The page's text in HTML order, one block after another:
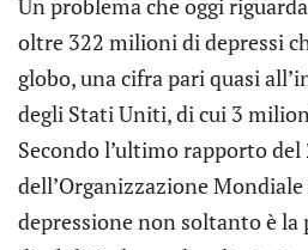
oltre 322 milioni di depressi
globo, una cifra pari quasi
degli Stati Uniti, di cui 3
Secondo l’ultimo rapporto del
dell’Organizzazione
depressione non soltanto è la